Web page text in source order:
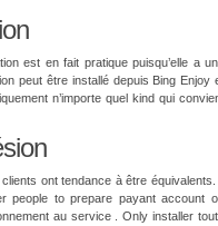
est en fait pratique puisqu’elle a
peut être installé depuis Bing Enjoy
n’importe quel kind qui
ont tendance à être équivalents.
people to prepare payant account
au service . Only installer